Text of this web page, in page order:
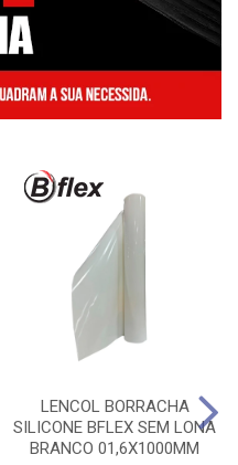
LENCOL BORRACHA
SILICONE BFLEX SEM LONA
BRANCO 01,6X1000MM